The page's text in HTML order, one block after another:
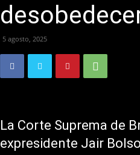
5 agosto, 2025
La Corte Suprema de
expresidente Jair